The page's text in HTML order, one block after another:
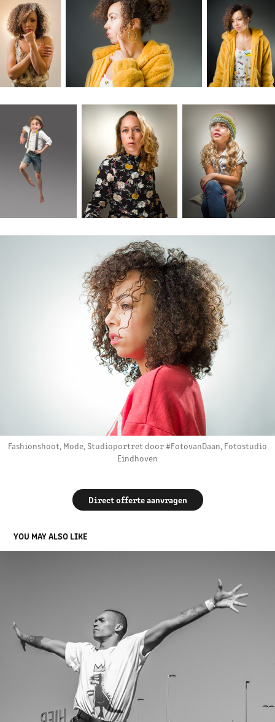
Fashionshoot, Mode, Studioportret door #FotovanDaan, Fotostudio
Eindhoven
Direct offerte aanvragen
YOU MAY ALSO LIKE